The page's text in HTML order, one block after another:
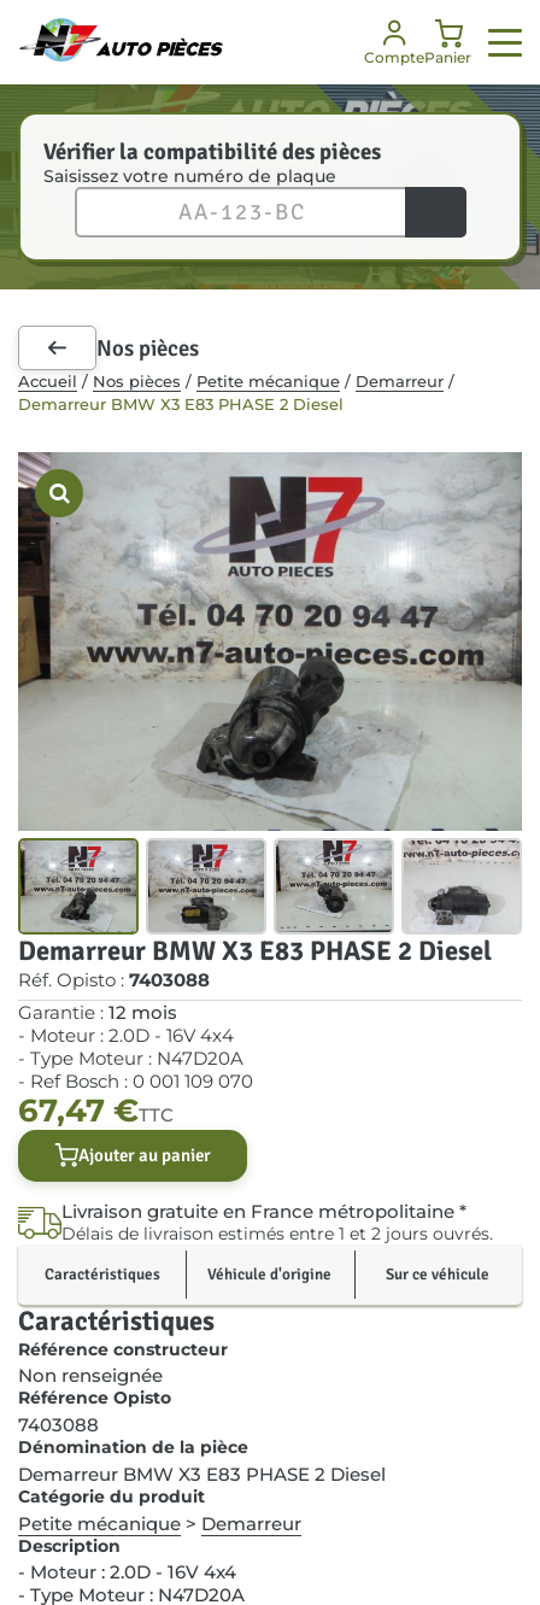
ComptePanier
Nos services
Enlèvement véhicules
Nos pièces
Toutes les pièces
Pièces carrosserie
Accessoires intérieurs
Notre société
Notre histoire
Nos certifications
RSE
Recrutement
Besoin d’aide ?
FAQ
Communiqués de presse
Vérifier la compatibilité des pièces
Saisissez votre numéro de plaque
Nos pièces
Accueil / Nos pièces / Petite mécanique / Demarreur /
Demarreur BMW X3 E83 PHASE 2 Diesel
Demarreur BMW X3 E83 PHASE 2 Diesel
Réf. Opisto : 7403088
Garantie : 12 mois
- Moteur : 2.0D - 16V 4x4
- Type Moteur : N47D20A
- Ref Bosch : 0 001 109 070
67,47 €TTC
Ajouter au panier
Livraison gratuite en France métropolitaine *
Délais de livraison estimés entre 1 et 2 jours ouvrés.
Caractéristiques Véhicule d'origine Sur ce véhicule
Caractéristiques
Référence constructeur
Non renseignée
Référence Opisto
7403088
Dénomination de la pièce
Demarreur BMW X3 E83 PHASE 2 Diesel
Catégorie du produit
Petite mécanique > Demarreur
Description
- Moteur : 2.0D - 16V 4x4
- Type Moteur : N47D20A